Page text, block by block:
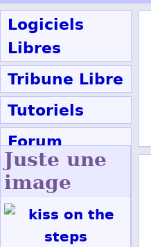
Logiciels
Libres
Tribune Libre
Tutoriels
Forum
Participer
Juste une
image